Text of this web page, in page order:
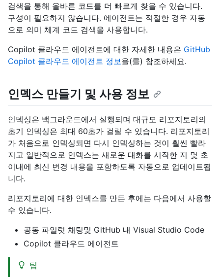
검색을 통해 올바른 코드를 더 빠르게 찾을 수 있습니다.
구성이 필요하지 않습니다. 에이전트는 적절한 경우 자동
으로 의미 체계 코드 검색을 사용합니다.
Copilot 클라우드 에이전트에 대한 자세한 내용은 GitHub
Copilot 클라우드 에이전트 정보 을(를) 참조하세요.
인덱스 만들기 및 사용 정보
인덱싱은 백그라운드에서 실행되며 대규모 리포지토리의
초기 인덱싱은 최대 60초가 걸릴 수 있습니다. 리포지토리
가 처음으로 인덱싱되면 다시 인덱싱하는 것이 훨씬 빨라
지고 일반적으로 인덱스는 새로운 대화를 시작한 지 몇 초
이내에 최신 변경 내용을 포함하도록 자동으로 업데이트됩
니다.
리포지토리에 대한 인덱스를 만든 후에는 다음에서 사용할
수 있습니다.
공동 파일럿 채팅및 GitHub 내 Visual Studio Code
Copilot 클라우드 에이전트
팁